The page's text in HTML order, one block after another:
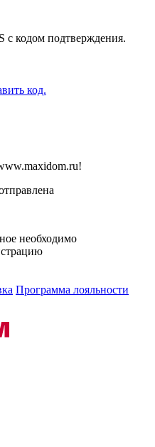
с кодом подтверждения.
код.
необходимо
Программа лояльности